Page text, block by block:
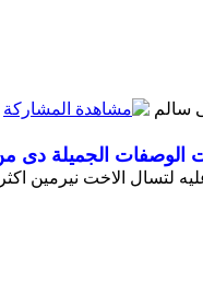
سالم
الجميلة دى من
نيرمين اكثر من مرة فالاجابة